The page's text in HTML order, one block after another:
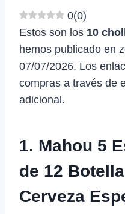
0(0)
Estos son los 10
hemos publicado en
07/07/2026. Los
compras a través de
adicional.
1. Mahou 5
de 12
Cerveza